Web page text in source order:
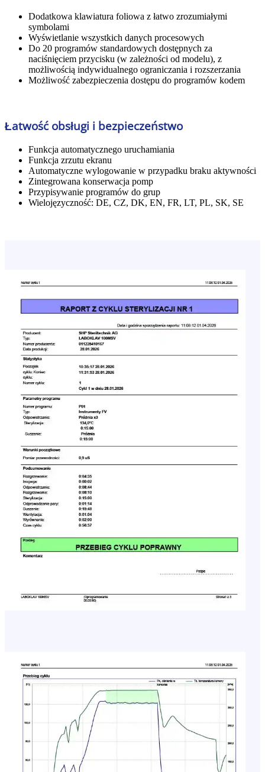
Dodatkowa klawiatura foliowa z łatwo zrozumiałymi
symbolami
Wyświetlanie wszystkich danych procesowych
Do 20 programów standardowych dostępnych za
naciśnięciem przycisku (w zależności od modelu), z
możliwością indywidualnego ograniczania i rozszerzania
Możliwość zabezpieczenia dostępu do programów kodem
Łatwość obsługi i bezpieczeństwo
Funkcja automatycznego uruchamiania
Funkcja zrzutu ekranu
Automatyczne wylogowanie w przypadku braku aktywności
Zintegrowana konserwacja pomp
Przypisywanie programów do grup
Wielojęzyczność: DE, CZ, DK, EN, FR, LT, PL, SK, SE